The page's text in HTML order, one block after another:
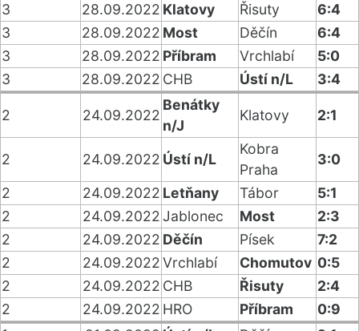
3
28.09.2022 Klatovy Řisuty
6:4
3
28.09.2022 Most Děčín
6:4
3
28.09.2022 Příbram Vrchlabí
5:0
3
28.09.2022 CHB Ústí n/L 3:4
2 24.09.2022
Benátky
n/J
Klatovy 2:1
2 24.09.2022 Ústí n/L
Kobra
Praha
3:0
2
24.09.2022 Letňany Tábor
5:1
2
24.09.2022Jablonec Most
2:3
2
24.09.2022 Děčín Písek
7:2
2
24.09.2022Vrchlabí Chomutov 0:5
2
24.09.2022 CHB Řisuty
2:4
2
24.09.2022 HRO Příbram
0:9